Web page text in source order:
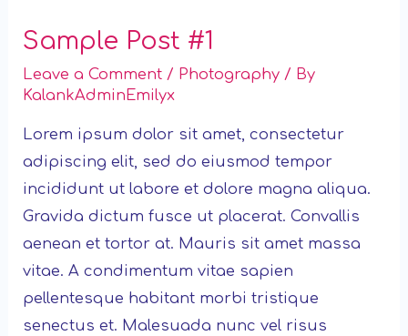
Sample Post #1
Leave a Comment / Photography / By
KalankAdminEmilyx
Lorem ipsum dolor sit amet, consectetur
adipiscing elit, sed do eiusmod tempor
incididunt ut labore et dolore magna aliqua.
Gravida dictum fusce ut placerat. Convallis
aenean et tortor at. Mauris sit amet massa
vitae. A condimentum vitae sapien
pellentesque habitant morbi tristique
senectus et. Malesuada nunc vel risus